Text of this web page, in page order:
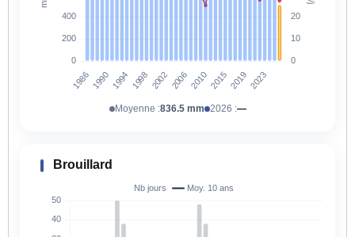
Moyenne :836.5 mm 2026 :—
Brouillard